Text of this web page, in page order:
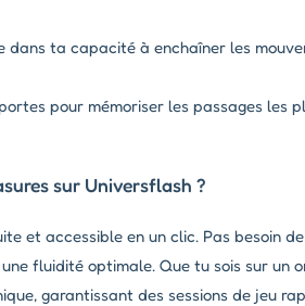
dans ta capacité à enchaîner les
pour mémoriser les passages les
sur Universflash ?
et accessible en un clic. Pas besoin
fluidité optimale. Que tu sois sur un
garantissant des sessions de jeu